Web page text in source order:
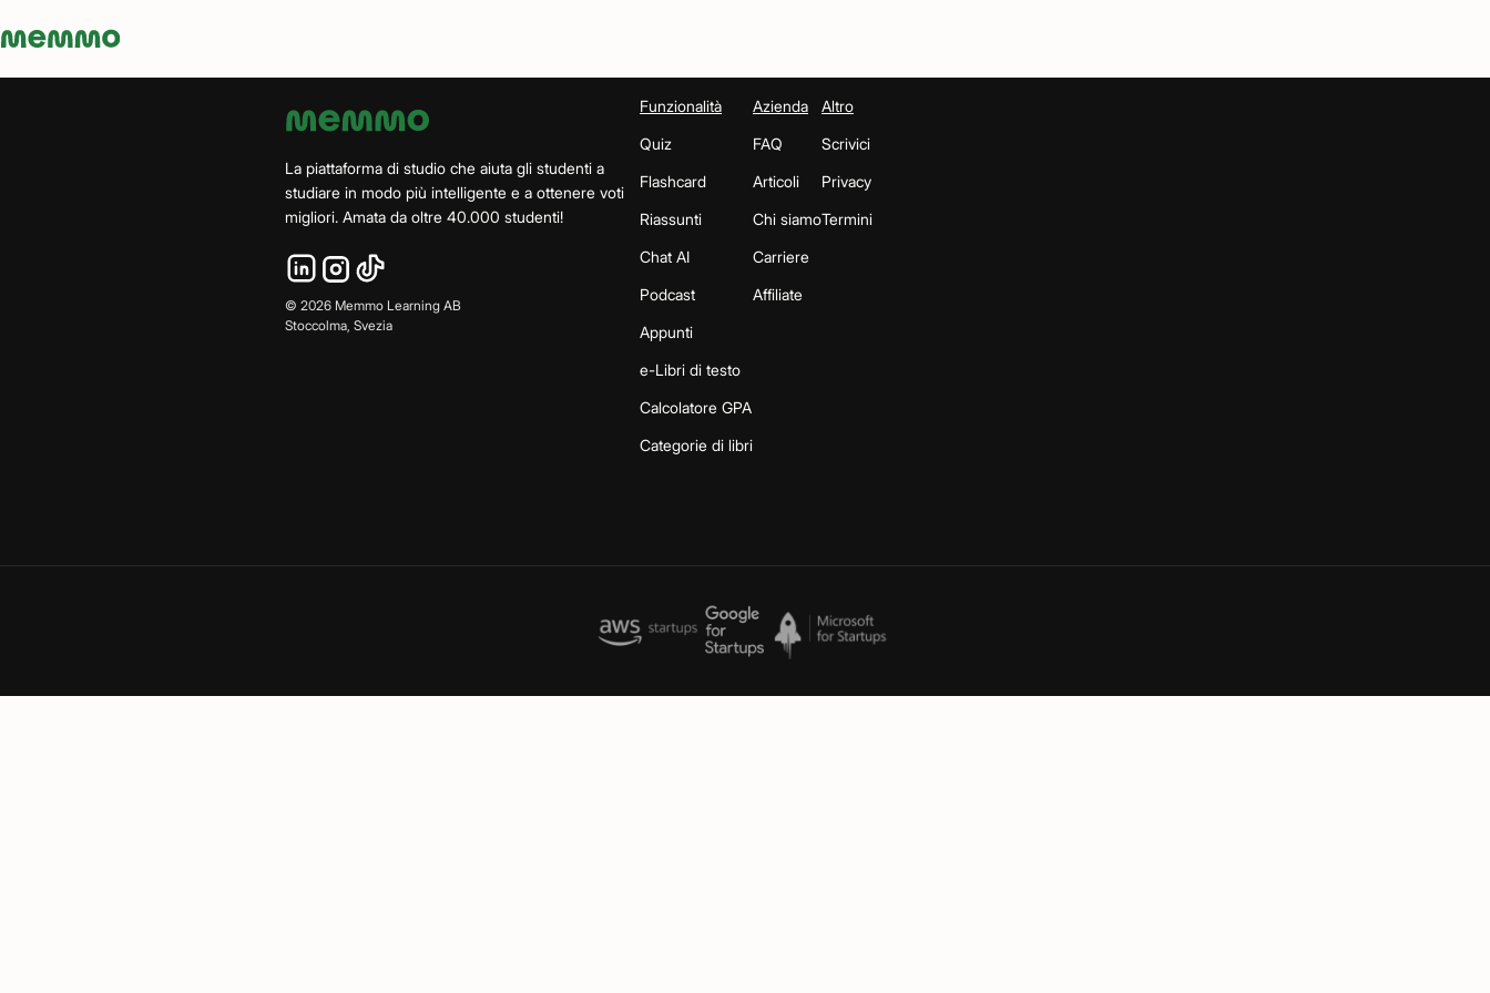
Memmo - AI-verktyg och digital kurslitteratur
La piattaforma di studio che aiuta gli studenti a
studiare in modo più intelligente e a ottenere voti
migliori. Amata da oltre 40.000 studenti!
© 2026 Memmo Learning AB
Stoccolma, Svezia
Funzionalità
Quiz
Flashcard
Riassunti
Chat AI
Podcast
Appunti
e-Libri di testo
Calcolatore GPA
Categorie di libri
Azienda
FAQ
Articoli
Chi siamo
Carriere
Affiliate
Altro
Scrivici
Privacy
Termini